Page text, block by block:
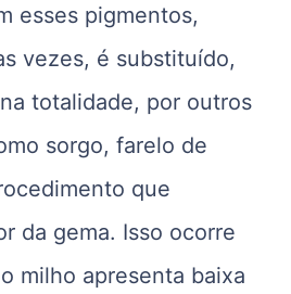
esses pigmentos,
vezes, é substituído,
totalidade, por outros
sorgo, farelo de
que
da gema. Isso ocorre
milho apresenta baixa